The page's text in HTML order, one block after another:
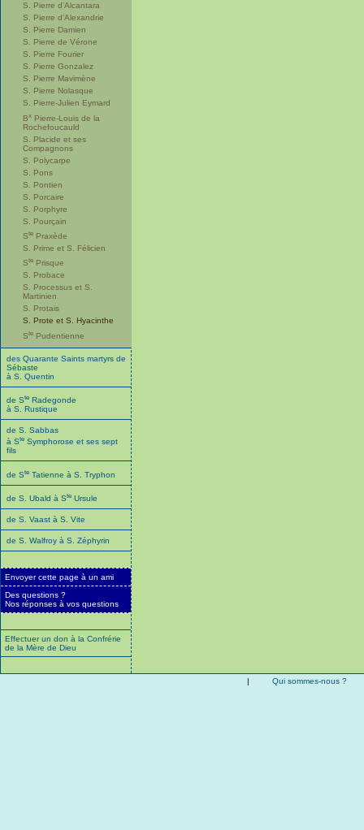
S. Pierre d’Alcantara
S. Pierre d’Alexandrie
S. Pierre Damien
S. Pierre de Vérone
S. Pierre Fourier
S. Pierre Gonzalez
S. Pierre Mavimène
S. Pierre Nolasque
S. Pierre-Julien Eymard
Bx Pierre-Louis de la
Rochefoucauld
S. Placide et ses
Compagnons
S. Polycarpe
S. Pons
S. Pontien
S. Porcaire
S. Porphyre
S. Pourçain
Ste Praxède
S. Prime et S. Félicien
Ste Prisque
S. Probace
S. Processus et S.
Martinien
S. Protais
S. Prote et S. Hyacinthe
Ste Pudentienne
des Quarante Saints martyrs de
Sébaste
à S. Quentin
de Ste Radegonde
à S. Rustique
de S. Sabbas
à Ste Symphorose et ses sept
fils
de Ste Tatienne à S. Tryphon
de S. Ubald à Ste Ursule
de S. Vaast à S. Vite
de S. Walfroy à S. Zéphyrin
Envoyer cette page à un ami
Des questions ?
Nos réponses à vos questions
Effectuer un don à la Confrérie
de la Mère de Dieu
| Qui sommes-nous ?